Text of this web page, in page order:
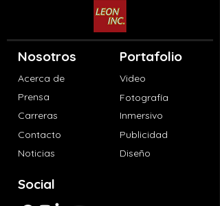
Nosotros Portafolio
Acerca de
Video
Prensa
Fotografía
Carreras
Inmersivo
Contacto
Publicidad
Diseño
Noticias
Social